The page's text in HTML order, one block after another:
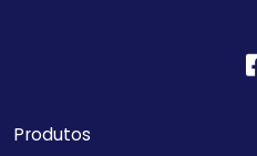
Produtos